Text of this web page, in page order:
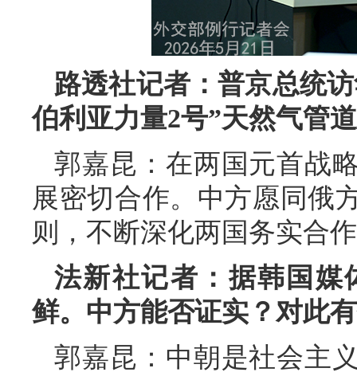
路透社记者：普京总统
伯利亚力量2号”天然气管
郭嘉昆：在两国元首战
展密切合作。中方愿同俄
则，不断深化两国务实合
法新社记者：据韩国媒
鲜。中方能否证实？对此
郭嘉昆：中朝是社会主